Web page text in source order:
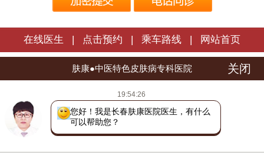
在线医生 | 点击预约 | 乘车路线 | 网站首页
长春肤康皮肤病医院 | 版权所有
热线电话：0431-88598120
吉ICP备16002784号
吉公网安备 22010402000772号
肤康●中医特色皮肤病专科医院 关闭
19:54:26
您好！我是长春肤康医院医生，有什么
可以帮助您？